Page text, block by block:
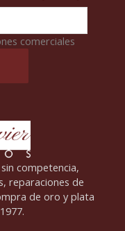
comerciales
competencia,
reparaciones de
de oro y plata